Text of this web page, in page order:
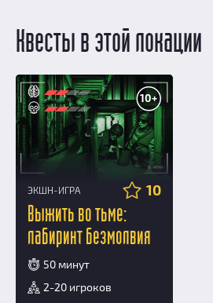
Квесты в этой локации
10+
ЭКШН-ИГРА 10
Выжить во тьме:
лабиринт безмолвия
50 минут
2-20 игроков